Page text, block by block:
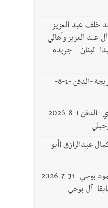
خلف عبد العزيز
والدفن الأحد 2-8-2026 آل عبد العزيز وأهالي
لبنان – جريدة
وفاة الحاج زكي حسن فريجة -الدفن -1-8-
وفاة بدرية يوسف بديري -الدفن 1-8-2026 -
عبدالرازق (أبو
وفاة الحاج مصطفى محمود بوجي -31-7-2026
-آل بوجي